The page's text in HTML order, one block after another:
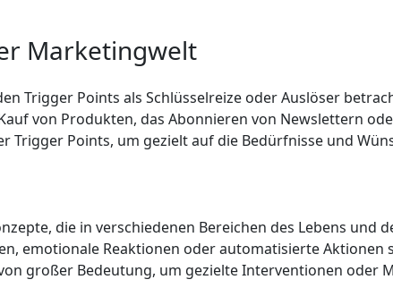
Marketingwelt
Trigger Points als Schlüsselreize oder Auslöser
von Produkten, das Abonnieren von Newslettern
Trigger Points, um gezielt auf die Bedürfnisse und
die in verschiedenen Bereichen des Lebens und
emotionale Reaktionen oder automatisierte
großer Bedeutung, um gezielte Interventionen oder